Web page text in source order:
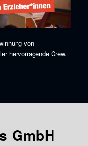
von
hervorragende Crew.
GmbH